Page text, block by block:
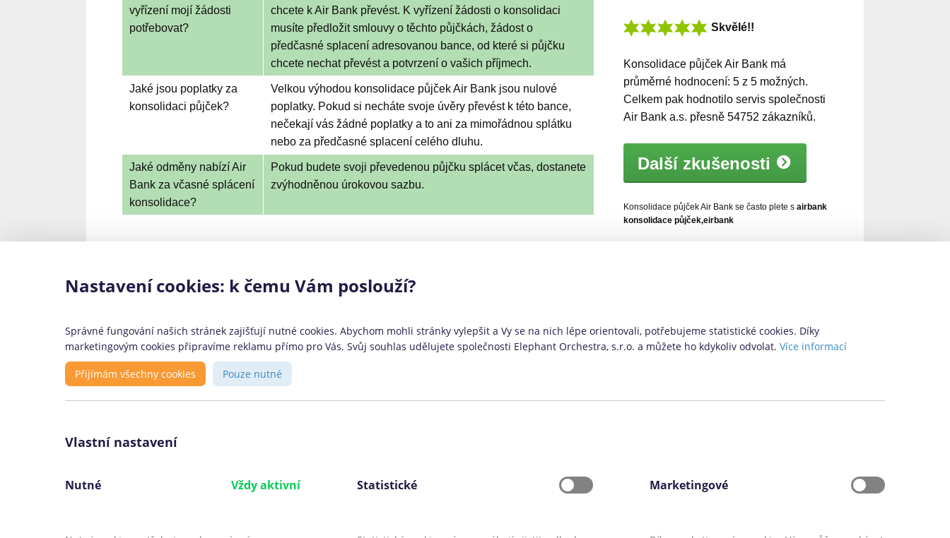
vyřízení mojí žádosti
potřebovat?
chcete k Air Bank převést. K vyřízení žádosti o konsolidaci
musíte předložit smlouvy o těchto půjčkách, žádost o
předčasné splacení adresovanou bance, od které si půjčku
chcete nechat převést a potvrzení o vašich příjmech.
Jaké jsou poplatky za
konsolidaci půjček?
Velkou výhodou konsolidace půjček Air Bank jsou nulové
poplatky. Pokud si necháte svoje úvěry převést k této bance,
nečekají vás žádné poplatky a to ani za mimořádnou splátku
nebo za předčasné splacení celého dluhu.
Jaké odměny nabízí Air
Bank za včasné splácení
konsolidace?
Pokud budete svoji převedenou půjčku splácet včas, dostanete
zvýhodněnou úrokovou sazbu.
Konsolidace je určena:
Pro osoby starší 18 let, které budou
Pro ty, kteří mají více půjček a chtějí
Lidem, kterým ještě nebylo 18 let
Lidem, kteří potřebují převést půjčky v
Skvělé!!
Konsolidace půjček Air Bank má
průměrné hodnocení: 5 z 5 možných.
Celkem pak hodnotilo servis společnosti
Air Bank a.s. přesně 54752 zákazníků.
Další zkušenosti
Konsolidace půjček Air Bank se často plete s airbank
konsolidace půjček,eirbank
Nastavení cookies: k čemu Vám poslouží?
Správné fungování našich stránek zajišťují nutné cookies. Abychom mohli stránky vylepšit a Vy se na nich lépe orientovali, potřebujeme statistické cookies. Díky
marketingovým cookies připravíme reklamu přímo pro Vás. Svůj souhlas udělujete společnosti Elephant Orchestra, s.r.o. a můžete ho kdykoliv odvolat. Více informací
Přijímám všechny cookies Pouze nutné
Vlastní nastavení
Nutné Vždy aktivní Statistické Marketingové